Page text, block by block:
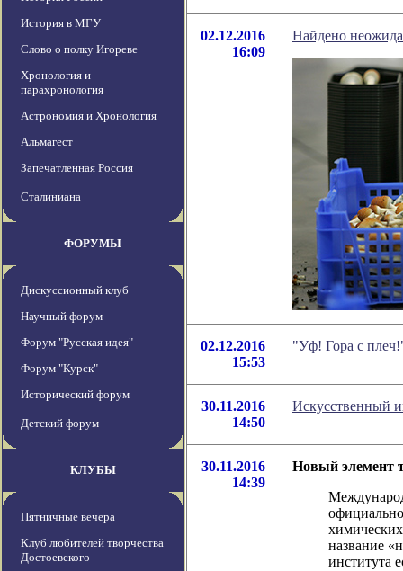
История в МГУ
Слово о полку Игореве
Хронология и
парахронология
Астрономия и Хронология
Альмагест
Запечатленная Россия
Сталиниана
ФОРУМЫ
Дискуссионный клуб
Научный форум
Форум "Русская идея"
Форум "Курск"
Исторический форум
Детский форум
КЛУБЫ
Пятничные вечера
Клуб любителей творчества
Достоевского
02.12.2016
16:09
Найдено
02.12.2016
15:53
"Уф! Гора с
30.11.2016
14:50
Искусственный
30.11.2016
14:39
Новый элемент
название
института